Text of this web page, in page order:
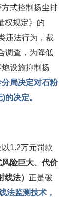
式控制扬尘排
权规定》的
违法行为，裁
调查，为降低
设施抑制扬
局决定对石粉
的决定。
1.2万元罚款
险巨大、代价
法） 正是破
法监测技术，